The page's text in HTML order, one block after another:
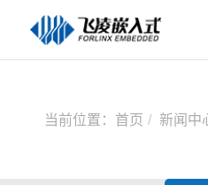
当前位置： 首页 新闻中